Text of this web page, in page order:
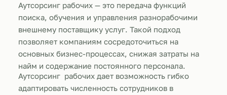
Аутсорсинг рабочих — это передача функций
поиска, обучения и управления разнорабочими
внешнему поставщику услуг. Такой подход
позволяет компаниям сосредоточиться на
основных бизнес-процессах, снижая затраты на
найм и содержание постоянного персонала.
Аутсорсинг рабочих дает возможность гибко
адаптировать численность сотрудников в